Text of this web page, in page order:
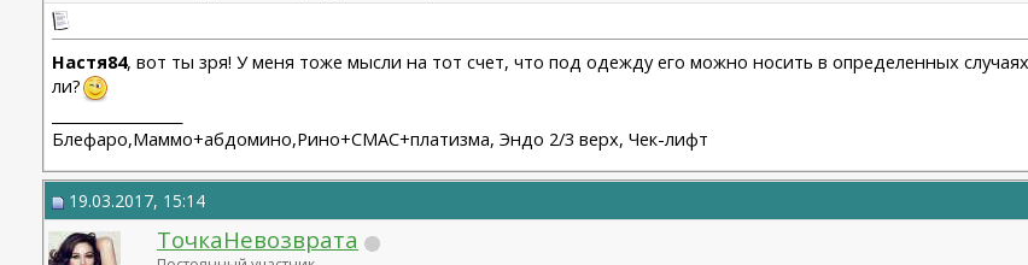
Настя84, вот ты зря! У меня тоже мысли на тот счет, что под одежду его можно носить в определенных
ли?
Блефаро,Маммо+абдомино,Рино+СМАС+платизма, Эндо 2/3 верх, Чек-лифт
19.03.2017, 15:14
ТочкаНевозврата